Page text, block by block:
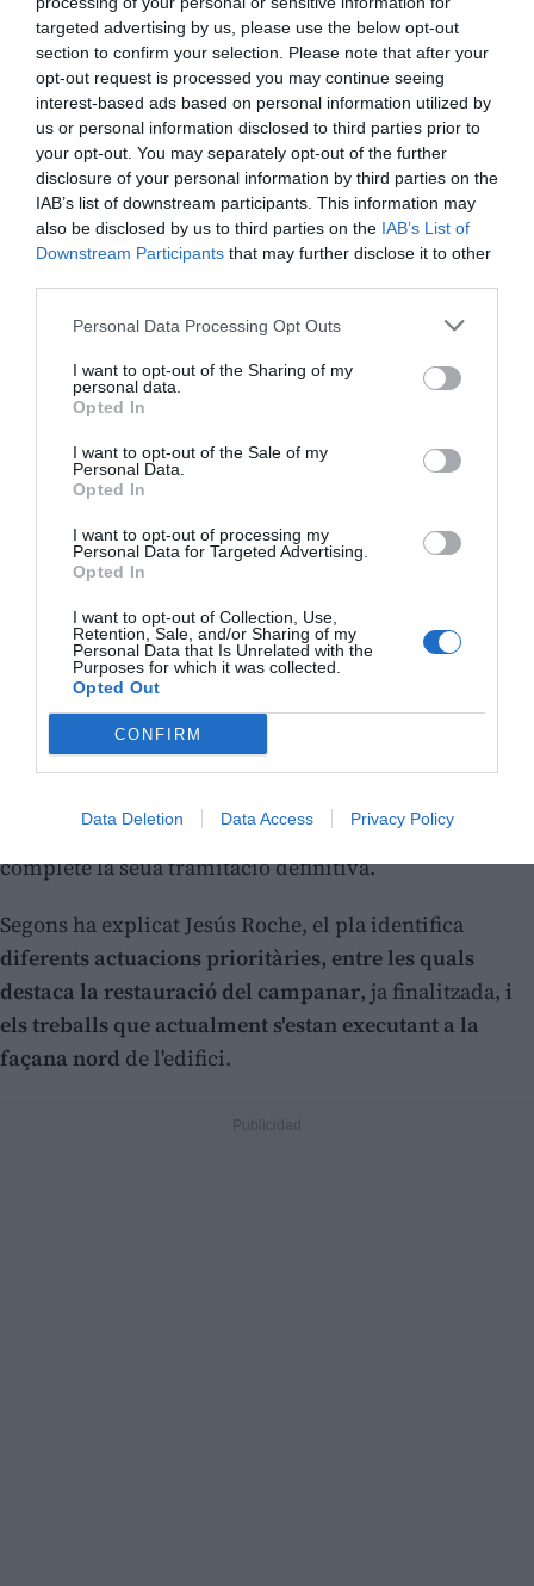
targeted advertising by us, please use the below opt-out
section to confirm your selection. Please note that after your
opt-out request is processed you may continue seeing
interest-based ads based on personal information utilized by
us or personal information disclosed to third parties prior to
your opt-out. You may separately opt-out of the further
disclosure of your personal information by third parties on the
IAB’s list of downstream participants. This information may
also be disclosed by us to third parties on the IAB’s List of
Downstream Participants that may further disclose it to other
Personal Data Processing Opt Outs
I want to opt-out of the Sharing of my
personal data.
Opted In
I want to opt-out of the Sale of my
Personal Data.
Opted In
I want to opt-out of processing my
Personal Data for Targeted Advertising.
Opted In
I want to opt-out of Collection, Use,
Retention, Sale, and/or Sharing of my
Personal Data that Is Unrelated with the
Purposes for which it was collected.
Opted Out
CONFIRM
Data Deletion Data Access Privacy Policy
anys.
El document serà presentat públicament una vegada
complete la seua tramitació definitiva.
Segons ha explicat Jesús Roche, el pla identifica
diferents actuacions prioritàries, entre les quals
destaca la restauració del campanar, ja finalitzada, i
els treballs que actualment s'estan executant a la
façana nord de l'edifici.